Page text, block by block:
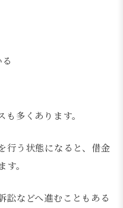
多くあります。
行う状態になると、借金
。
訟などへ進むこともある